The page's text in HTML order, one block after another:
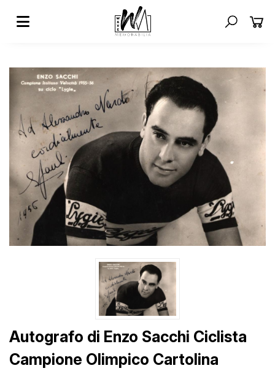
Autografo di Enzo Sacchi Ciclista
Campione Olimpico Cartolina